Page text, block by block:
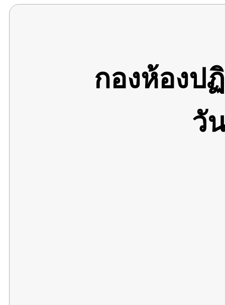
กองห้องป
วั